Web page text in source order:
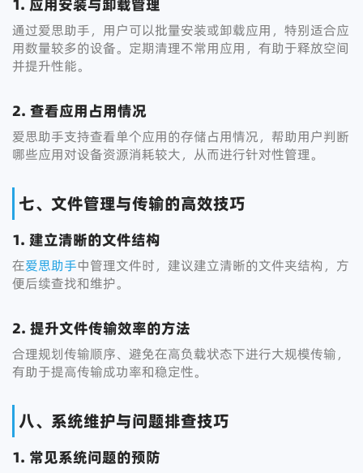
1. 应用安装与卸载管理
通过爱思助手，用户可以批量安装或卸载应用，特别适合应
用数量较多的设备。定期清理不常用应用，有助于释放空间
并提升性能。
2. 查看应用占用情况
爱思助手支持查看单个应用的存储占用情况，帮助用户判断
哪些应用对设备资源消耗较大，从而进行针对性管理。
七、文件管理与传输的高效技巧
1. 建立清晰的文件结构
在爱思助手中管理文件时，建议建立清晰的文件夹结构，方
便后续查找和维护。
2. 提升文件传输效率的方法
合理规划传输顺序、避免在高负载状态下进行大规模传输，
有助于提高传输成功率和稳定性。
八、系统维护与问题排查技巧
1. 常见系统问题的预防